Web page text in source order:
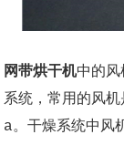
网带烘干机中的
系统，常用的风
a。干燥系统中风